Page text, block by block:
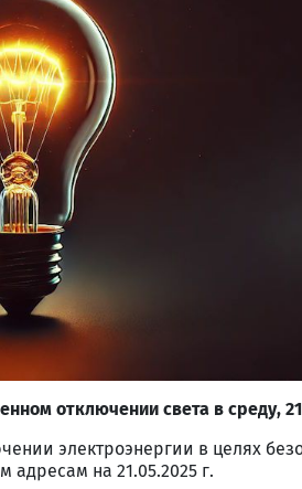
отключении света в среду,
электроэнергии в целях
на 21.05.2025 г.